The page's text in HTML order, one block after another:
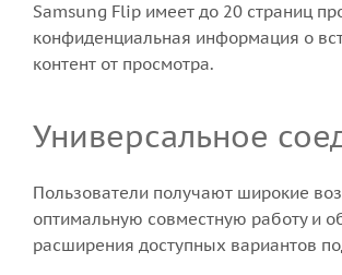
Samsung Flip имеет до 20 страниц
конфиденциальная информация о
контент от просмотра.
Универсальное
Пользователи получают широкие
оптимальную совместную работу и
расширения доступных вариантов